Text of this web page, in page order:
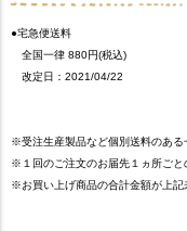
●宅急便送料
全国一律 880円(税込)
改定日：2021/04/22
※受注生産製品など個別送料のある
※１回のご注文のお届先１ヵ所ごと
※お買い上げ商品の合計金額が上記